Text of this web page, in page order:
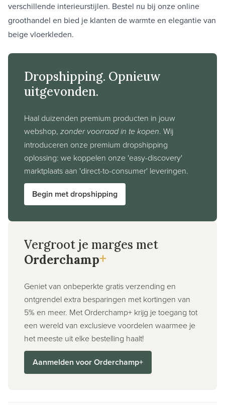
verschillende interieurstijlen. Bestel nu bij onze online
groothandel en bied je klanten de warmte en elegantie van
beige vloerkleden.
Dropshipping. Opnieuw
uitgevonden.
Haal duizenden premium producten in jouw
webshop, zonder voorraad in te kopen. Wij
introduceren onze premium dropshipping
oplossing: we koppelen onze 'easy-discovery'
marktplaats aan 'direct-to-consumer' leveringen.
Begin met dropshipping
Vergroot je marges met
Orderchamp+
Geniet van onbeperkte gratis verzending en
ontgrendel extra besparingen met kortingen van
5% en meer. Met Orderchamp+ krijg je toegang tot
een wereld van exclusieve voordelen waarmee je
het meeste uit elke bestelling haalt!
Aanmelden voor Orderchamp+